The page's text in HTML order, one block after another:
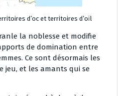
d’oc et territoires d’oïl
la noblesse et modifie
de domination entre
Ce sont désormais les
jeu, et les amants qui se